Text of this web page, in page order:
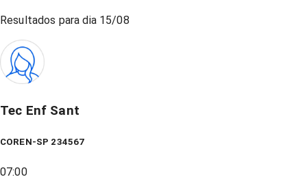
Resultados para dia 15/08
Tec Enf Sant
COREN-SP 234567
07:00